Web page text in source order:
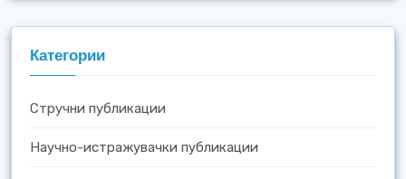
Категории
Стручни публикации
Научно-истражувачки публикации